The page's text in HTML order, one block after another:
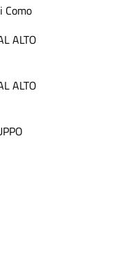
Como
ALTO
ALTO